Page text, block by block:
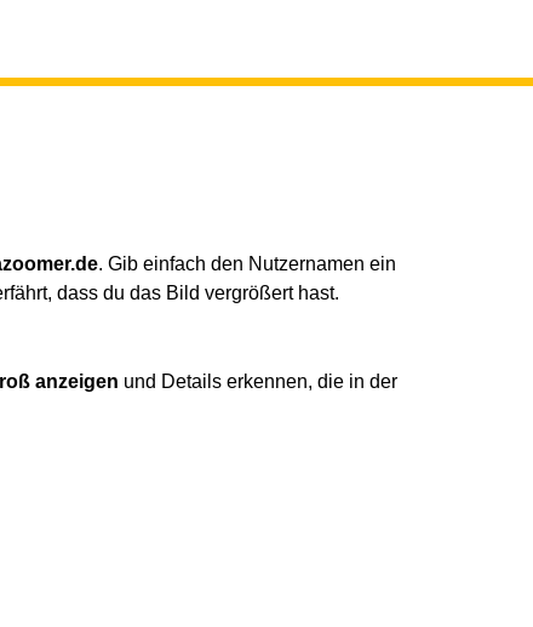
. Gib einfach den Nutzernamen ein
dass du das Bild vergrößert hast.
anzeigen und Details erkennen, die in der